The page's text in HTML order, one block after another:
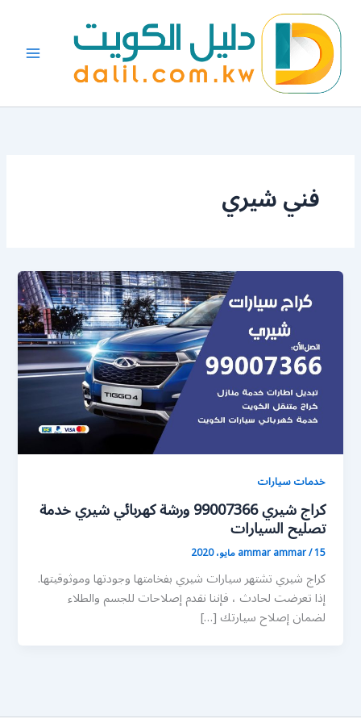
المحتوى
فني شيري
خدمات سيارات
كراج شيري 99007366 ورشة كهربائي شيري خدمة
تصليح السيارات
ammar ammar/15 مايو، 2020
كراج شيري تشتهر سيارات شيري بفخامتها وجودتها وموثوقيتها.
إذا تعرضت لحادث ، فإننا نقدم إصلاحات للجسم والطلاء
لضمان إصلاح سيارتك […]